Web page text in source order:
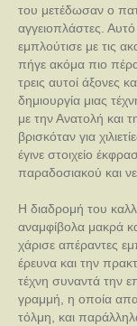
του μετέδωσαν ο
αγγειοπλάστες.
εμπλούτισε με τις
πήγε ακόμα πιο
τρεις αυτοί άξονες
δημιουργία μιας
με την Ανατολή και
βρισκόταν για
έγινε στοιχείο
παραδοσιακού και
Η διαδρομή του
αναμφίβολα μακρά
χάρισε απέραντες
έρευνα και την
τέχνη συναντά την
γραμμή, η οποία
τόλμη, και